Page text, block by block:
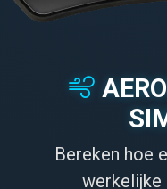
Bereken hoe
werkelijke